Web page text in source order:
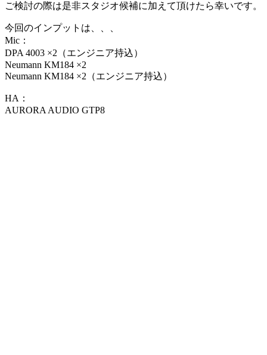
ご検討の際は是非スタジオ候補に加えて頂けたら幸いです。
今回のインプットは、、、
Mic：
DPA 4003 ×2（エンジニア持込）
Neumann KM184 ×2
Neumann KM184 ×2（エンジニア持込）
HA：
AURORA AUDIO GTP8